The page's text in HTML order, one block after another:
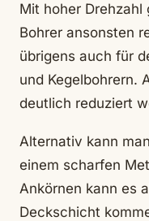
Mit hoher
Bohrer ansonsten
übrigens auch für
und Kegelbohrern.
deutlich reduziert
Alternativ kann
einem scharfen
Ankörnen kann es
Deckschicht